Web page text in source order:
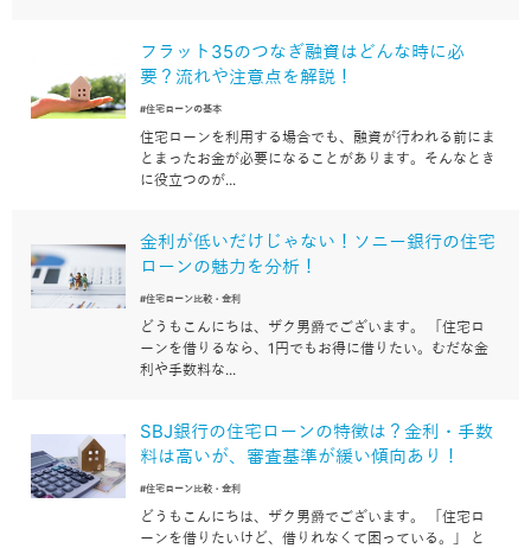
フラット35のつなぎ融資はどんな時に必
要？流れや注意点を解説！
#住宅ローンの基本
住宅ローンを利用する場合でも、融資が行われる前にま
とまったお金が必要になることがあります。そんなとき
に役立つのが...
金利が低いだけじゃない！ソニー銀行の住宅
ローンの魅力を分析！
#住宅ローン比較・金利
どうもこんにちは、ザク男爵でございます。 「住宅ロ
ーンを借りるなら、1円でもお得に借りたい。むだな金
利や手数料な...
SBJ銀行の住宅ローンの特徴は？金利・手数
料は高いが、審査基準が緩い傾向あり！
#住宅ローン比較・金利
どうもこんにちは、ザク男爵でございます。 「住宅ロ
ーンを借りたいけど、借りれなくて困っている。」 と